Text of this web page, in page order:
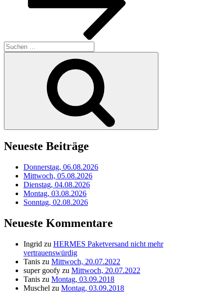
Suchen
nach:
Neueste Beiträge
Donnerstag, 06.08.2026
Mittwoch, 05.08.2026
Dienstag, 04.08.2026
Montag, 03.08.2026
Sonntag, 02.08.2026
Neueste Kommentare
Ingrid zu HERMES Paketversand nicht mehr
vertrauenswürdig
Tanis zu Mittwoch, 20.07.2022
super goofy zu Mittwoch, 20.07.2022
Tanis zu Montag, 03.09.2018
Muschel zu Montag, 03.09.2018